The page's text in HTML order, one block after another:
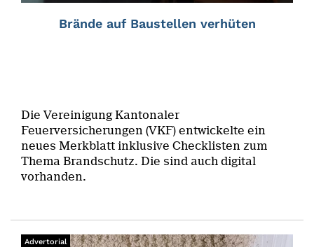
Brände auf Baustellen verhüten
Die Vereinigung Kantonaler
Feuerversicherungen (VKF) entwickelte ein
neues Merkblatt inklusive Checklisten zum
Thema Brandschutz. Die sind auch digital
vorhanden.
Advertorial